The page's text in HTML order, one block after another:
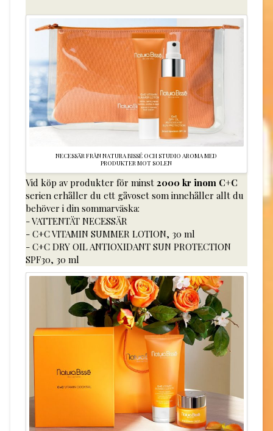
NECESSÄR FRÅN NATURA BISSÉ OCH STUDIO AROMA MED
PRODUKTER MOT SOLEN
Vid köp av produkter för minst 2000 kr inom C+C
serien erhåller du ett gåvoset som innehåller allt du
behöver i din sommarväska:
- VATTENTÄT NECESSÄR
- C+C VITAMIN SUMMER LOTION, 30 ml
- C+C DRY OIL ANTIOXIDANT SUN PROTECTION
SPF30, 30 ml